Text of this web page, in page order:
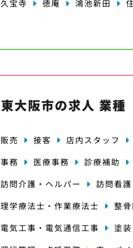
久宝寺
徳庵 鴻池新田
東大阪市の求人 業種
販売 接客 店内スタッフ
事務
医療事務 診療補助
訪問介護・ヘルパー
訪問看護
理学療法士・作業療法士
整
電気工事・電気通信工事
塗装